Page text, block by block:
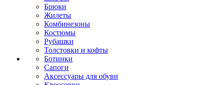
Брюки
Жилеты
Комбинезоны
Костюмы
Рубашки
Толстовки и кофты
Ботинки
Сапоги
Аксессуары для обуви